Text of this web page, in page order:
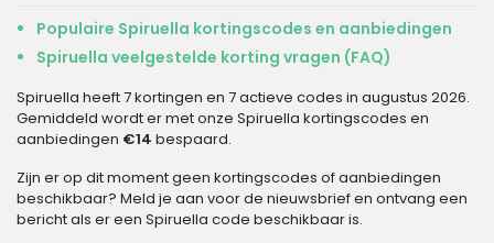
Populaire Spiruella kortingscodes en aanbiedingen
Spiruella veelgestelde korting vragen (FAQ)
Spiruella heeft 7 kortingen en 7 actieve codes in augustus 2026.
Gemiddeld wordt er met onze Spiruella kortingscodes en
aanbiedingen €14 bespaard.
Zijn er op dit moment geen kortingscodes of aanbiedingen
beschikbaar? Meld je aan voor de nieuwsbrief en ontvang een
bericht als er een Spiruella code beschikbaar is.